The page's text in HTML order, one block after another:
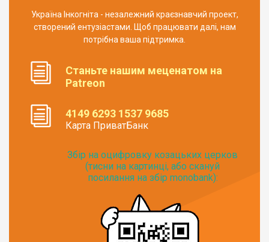
Україна Інкогніта - незалежний краєзнавчий проект,
створений ентузіастами. Щоб працювати далі, нам
потрібна ваша підтримка.
Станьте нашим меценатом на
Patreon
4149 6293 1537 9685
Карта ПриватБанк
Збір на оцифровку козацьких церков
(тисни на картинці, або скануй
посилання на збір monobank):